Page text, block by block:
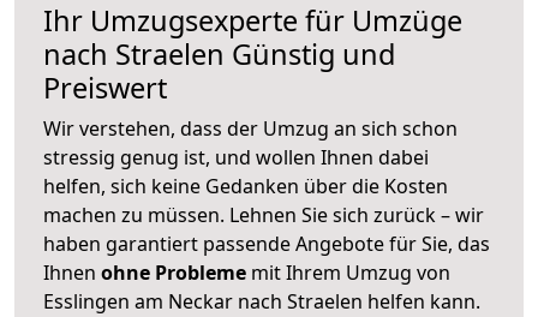
Ihr Umzugsexperte für Umzüge
nach Straelen Günstig und
Preiswert
Wir verstehen, dass der Umzug an sich schon
stressig genug ist, und wollen Ihnen dabei
helfen, sich keine Gedanken über die Kosten
machen zu müssen. Lehnen Sie sich zurück – wir
haben garantiert passende Angebote für Sie, das
Ihnen ohne Probleme mit Ihrem Umzug von
Esslingen am Neckar nach Straelen helfen kann.